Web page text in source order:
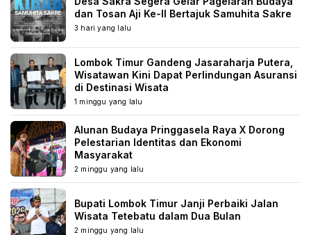
dan Tosan Aji Ke-II Bertajuk Samuhita Sakre
3 hari yang lalu
Lombok Timur Gandeng Jasaraharja Putera,
Wisatawan Kini Dapat Perlindungan Asuransi
di Destinasi Wisata
1 minggu yang lalu
Alunan Budaya Pringgasela Raya X Dorong
Pelestarian Identitas dan Ekonomi
Masyarakat
2 minggu yang lalu
Bupati Lombok Timur Janji Perbaiki Jalan
Wisata Tetebatu dalam Dua Bulan
2 minggu yang lalu